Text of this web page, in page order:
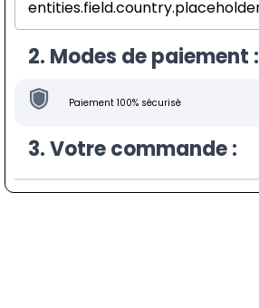
2. Modes de paiement :
Paiement 100% sécurisé
3. Votre commande :